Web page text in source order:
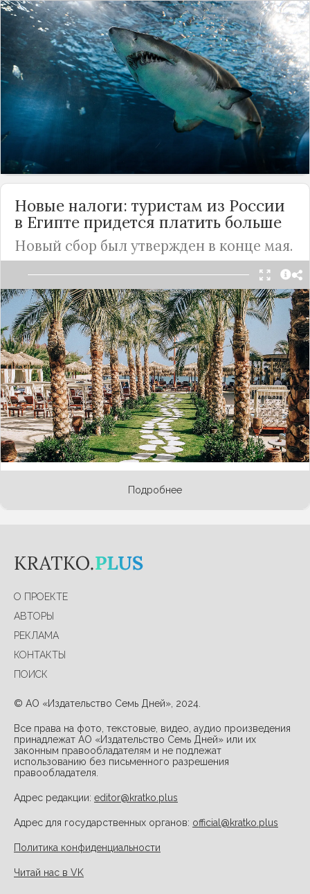
Тревожные вести с побережья Красного моря
приходят каждое лето. Люди продолжают
гибнуть от зубов акул, но такого ужаса, как 8
июня 2023 года, туристы и местные не видели
давно. В 30 метрах от берега на купающуюся пару
напала акула. Девушке удалось спастись, а вот
мужчина, к сожалению, погиб. Хищник съел
человека.
Новые налоги: туристам из России
в Египте придется платить больше
Новый сбор был утвержден в конце мая.
Новый, весьма оригинальный сбор придумали в
Египте для туристов, путешествующих в их
страну. Обычно государства разных стран
собирают с отдыхающих курортный сбор –
небольшую дополнительную сумму денег за
пользование курортной инфраструктурой. Он
платится либо в отеле при заселении, либо
включен в стоимость путевки, и рассчитывается
на каждый день пребывания на курорте.
Например, в 2023 году в Сочи КС составляет 50
рублей в сутки.
Подробнее
О ПРОЕКТЕ
АВТОРЫ
РЕКЛАМА
КОНТАКТЫ
ПОИСК
© АО «Издательство Семь Дней», 2024.
Все права на фото, текстовые, видео, аудио произведения
принадлежат АО «Издательство Семь Дней» или их
законным правообладателям и не подлежат
использованию без письменного разрешения
правообладателя.
Адрес редакции: editor@kratko.plus
Адрес для государственных органов: official@kratko.plus
Политика конфиденциальности
Читай нас в VK